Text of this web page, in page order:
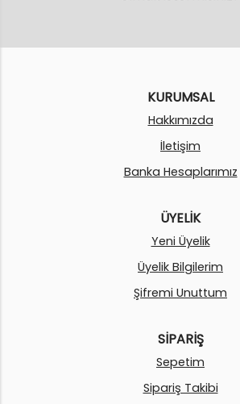
KURUMSAL
Hakkımızda
İletişim
Banka Hesaplarımız
ÜYELİK
Yeni Üyelik
Üyelik Bilgilerim
Şifremi Unuttum
SİPARİŞ
Sepetim
Sipariş Takibi